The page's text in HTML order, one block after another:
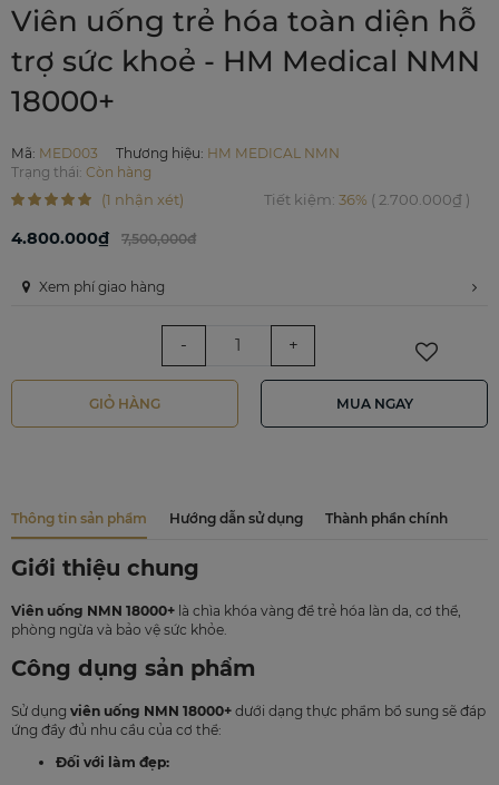
Viên uống trẻ hóa toàn diện hỗ
trợ sức khoẻ - HM Medical NMN
18000+
Mã: MED003 Thương hiệu: HM MEDICAL NMN
Trạng thái: Còn hàng
(1 nhận xét) Tiết kiệm: 36% ( 2.700.000₫)
4.800.000₫ 7,500,000đ
Xem phí giao hàng
- +
GIỎ HÀNG MUA NGAY
Thông tin sản phẩm Hướng dẫn sử dụng Thành phần chính
Giới thiệu chung
Viên uống NMN 18000+ là chìa khóa vàng để trẻ hóa làn da, cơ thể,
phòng ngừa và bảo vệ sức khỏe.
Công dụng sản phẩm
Sử dụng viên uống NMN 18000+ dưới dạng thực phẩm bổ sung sẽ đáp
ứng đầy đủ nhu cầu của cơ thể:
Đối với làm đẹp: